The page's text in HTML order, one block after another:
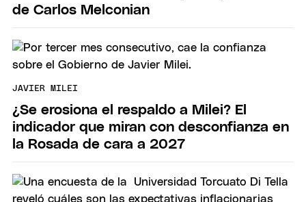
de Carlos Melconian
JAVIER MILEI
¿Se erosiona el respaldo a Milei? El
indicador que miran con desconfianza en
la Rosada de cara a 2027